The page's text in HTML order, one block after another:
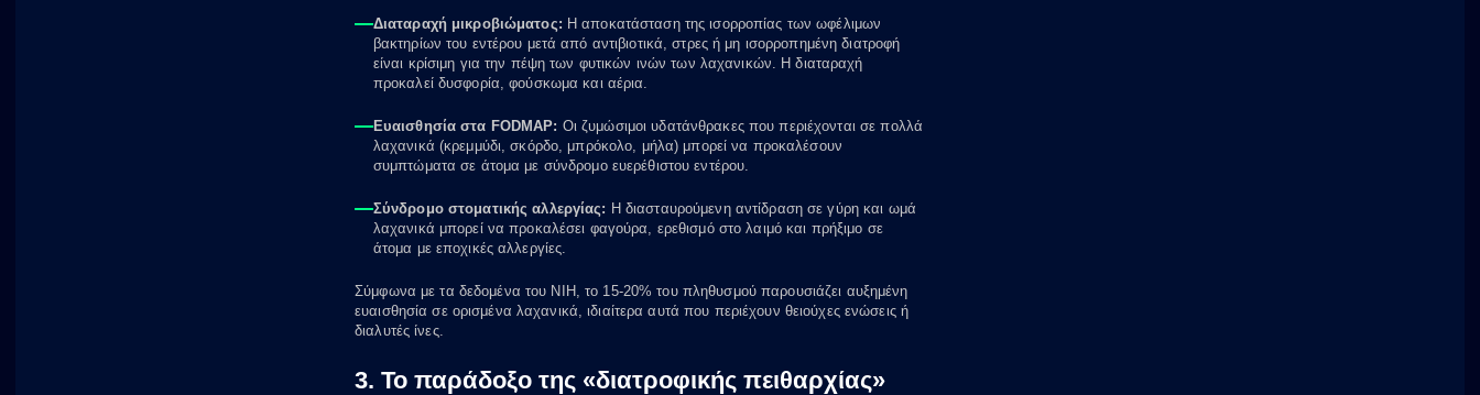
Διαταραχή μικροβιώματος: Η αποκατάσταση της ισορροπίας των ωφέλιμων
βακτηρίων του εντέρου μετά από αντιβιοτικά, στρες ή μη ισορροπημένη διατροφή
είναι κρίσιμη για την πέψη των φυτικών ινών των λαχανικών. Η διαταραχή
προκαλεί δυσφορία, φούσκωμα και αέρια.
Ευαισθησία στα FODMAP: Οι ζυμώσιμοι υδατάνθρακες που περιέχονται σε πολλά
λαχανικά (κρεμμύδι, σκόρδο, μπρόκολο, μήλα) μπορεί να προκαλέσουν
συμπτώματα σε άτομα με σύνδρομο ευερέθιστου εντέρου.
Σύνδρομο στοματικής αλλεργίας: Η διασταυρούμενη αντίδραση σε γύρη και ωμά
λαχανικά μπορεί να προκαλέσει φαγούρα, ερεθισμό στο λαιμό και πρήξιμο σε
άτομα με εποχικές αλλεργίες.
Σύμφωνα με τα δεδομένα του NIH, το 15-20% του πληθυσμού παρουσιάζει αυξημένη
ευαισθησία σε ορισμένα λαχανικά, ιδιαίτερα αυτά που περιέχουν θειούχες ενώσεις ή
διαλυτές ίνες.
3. Το παράδοξο της «διατροφικής πειθαρχίας»